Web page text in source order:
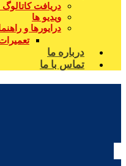
دریافت
ویدیو ها
درایورها و
درباره ما
تماس با ما